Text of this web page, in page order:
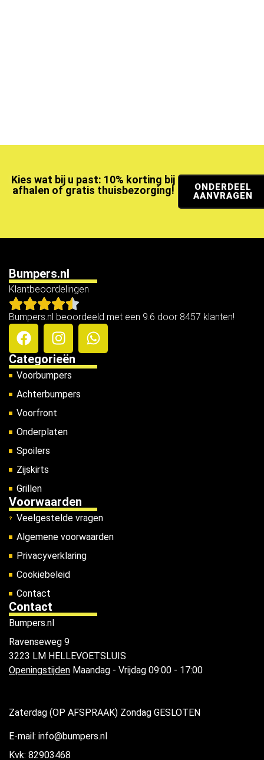
Kies wat bij u past: 10% korting bij
afhalen of gratis thuisbezorging!
ONDERDEEL
AANVRAGEN
Bumpers.nl
Klantbeoordelingen
Bumpers.nl beoordeeld met een 9.6 door 8457 klanten!
Categorieën
Voorbumpers
Achterbumpers
Voorfront
Onderplaten
Spoilers
Zijskirts
Grillen
Voorwaarden
Veelgestelde vragen
Algemene voorwaarden
Privacyverklaring
Cookiebeleid
Contact
Contact
Bumpers.nl
Ravenseweg 9
3223 LM HELLEVOETSLUIS
Openingstijden Maandag - Vrijdag 09:00 - 17:00
Zaterdag (OP AFSPRAAK) Zondag GESLOTEN
E-mail: info@bumpers.nl
Kvk: 82903468